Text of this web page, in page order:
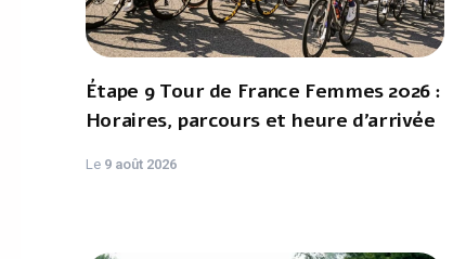
Étape 9 Tour de France Femmes 2026 :
Horaires, parcours et heure d’arrivée
Le 9 août 2026